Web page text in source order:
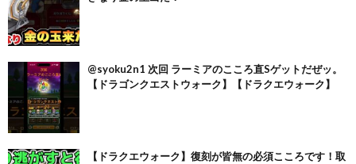
@syoku2n1 次回 ラーミアのこころ直Sゲットだぜッ。
【ドラゴンクエストウォーク】【ドラクエウォーク】
【ドラクエウォーク】復刻が皆無の必須こころです！取